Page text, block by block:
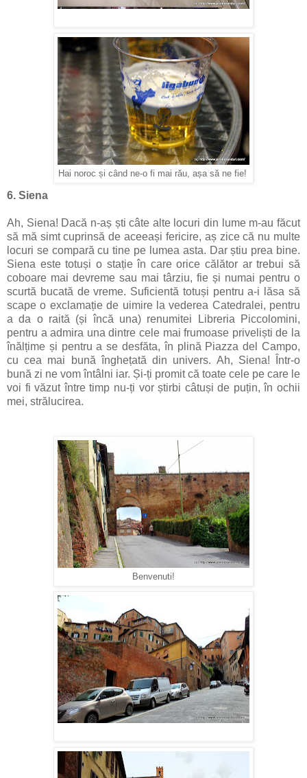
Hai noroc și când ne-o fi mai rău, așa să ne fie!
6. Siena
Ah, Siena! Dacă n-aș ști câte alte locuri din lume m-au făcut
să mă simt cuprinsă de aceeași fericire, aș zice că nu multe
locuri se compară cu tine pe lumea asta. Dar știu prea bine.
Siena este totuși o stație în care orice călător ar trebui să
coboare mai devreme sau mai târziu, fie și numai pentru o
scurtă bucată de vreme. Suficientă totuși pentru a-i lăsa să
scape o exclamație de uimire la vederea Catedralei, pentru
a da o raită (și încă una) renumitei Libreria Piccolomini,
pentru a admira una dintre cele mai frumoase priveliști de la
înălțime și pentru a se desfăta, în plină Piazza del Campo,
cu cea mai bună înghețată din univers. Ah, Siena! Într-o
bună zi ne vom întâlni iar. Și-ți promit că toate cele pe care le
voi fi văzut între timp nu-ți vor știrbi câtuși de puțin, în ochii
mei, strălucirea.
Benvenuti!